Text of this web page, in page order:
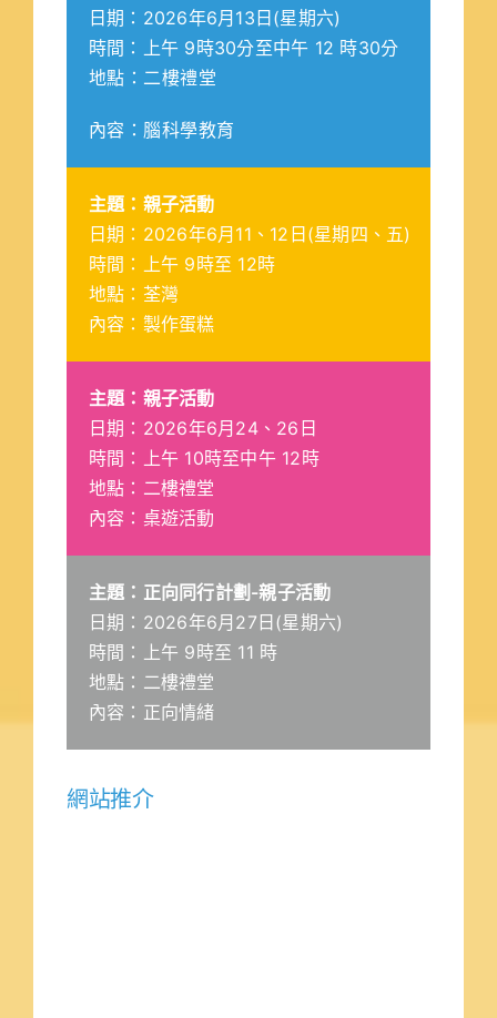
日期：2026年6月13日(星期六)
時間：上午 9時30分至中午 12 時30分
地點：二樓禮堂
內容：腦科學教育
主題：親子活動
日期：2026年6月11、12日(星期四、五)
時間：上午 9時至 12時
地點：荃灣
內容：製作蛋糕
主題：親子活動
日期：2026年6月24、26日
時間：上午 10時至中午 12時
地點：二樓禮堂
內容：桌遊活動
主題：正向同行計劃-親子活動
日期：2026年6月27日(星期六)
時間：上午 9時至 11 時
地點：二樓禮堂
內容：正向情緒
網站推介